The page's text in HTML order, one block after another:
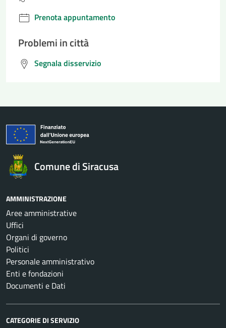
Prenota appuntamento
Problemi in città
Segnala disservizio
Comune di Siracusa
AMMINISTRAZIONE
Aree amministrative
Uffici
Organi di governo
Politici
Personale amministrativo
Enti e fondazioni
Documenti e Dati
CATEGORIE DI SERVIZIO